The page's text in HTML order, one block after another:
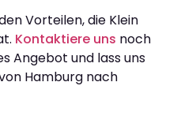
Vorteilen, die Klein
Kontaktiere uns noch
Angebot und lass uns
Hamburg nach